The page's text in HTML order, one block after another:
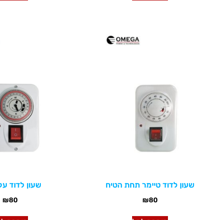
שעון לדוד טיימר תחת הטיח
₪80
שעון לדוד
₪80